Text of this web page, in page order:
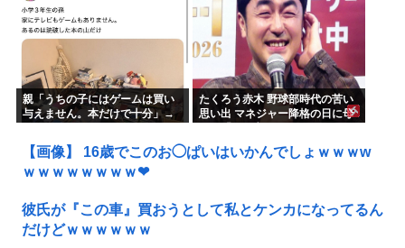
親「うちの子にはゲームは買い
与えません。本だけで十分」→
たくろう赤木 野球部時代の苦い
思い出 マネジャー降格の日に母
【画像】 16歳でこのお◯ぱいはいかんでしょｗｗｗw
ｗｗｗｗｗｗｗｗ❤
彼氏が『この車』買おうとして私とケンカになってるん
だけどｗｗｗｗｗｗ